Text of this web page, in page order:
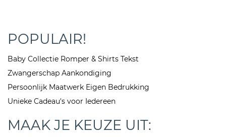
POPULAIR!
Baby Collectie Romper & Shirts Tekst
Zwangerschap Aankondiging
Persoonlijk Maatwerk Eigen Bedrukking
Unieke Cadeau's voor Iedereen
MAAK JE KEUZE UIT: